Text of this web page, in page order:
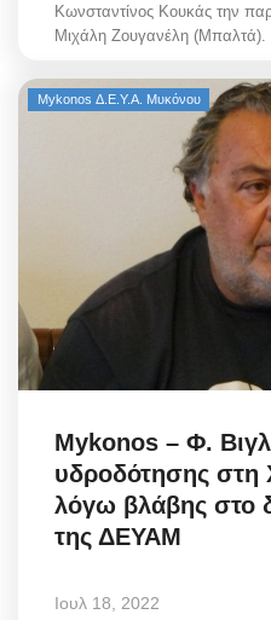
Κωνσταντίνος Κουκάς την
Μιχάλη Ζουγανέλη (Μπαλτά).
Mykonos Δ.Ε.Υ.Α. Μυκόνου
Mykonos – Φ.
υδροδότησης
λόγω βλάβης στο
της ΔΕΥΑΜ
Ιουλ 18, 2022